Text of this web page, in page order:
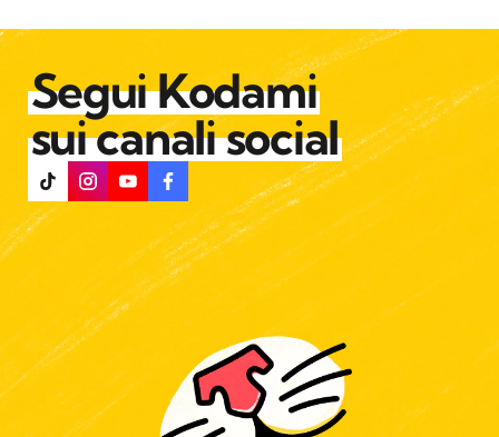
Segui Kodami
sui canali social